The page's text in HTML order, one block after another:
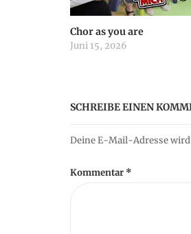
i
g
t
Chor as you are
Juni 15, 2026
SCHREIBE EINEN
Deine E-Mail-Adresse
Kommentar *